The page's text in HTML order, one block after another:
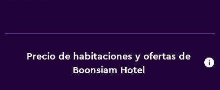
personal gratuitos. Los servicios para las personas de
negocios incluyen escritorio y teléfono. Se ofrece servicio
Precio de habitaciones y ofertas de
Boonsiam Hotel